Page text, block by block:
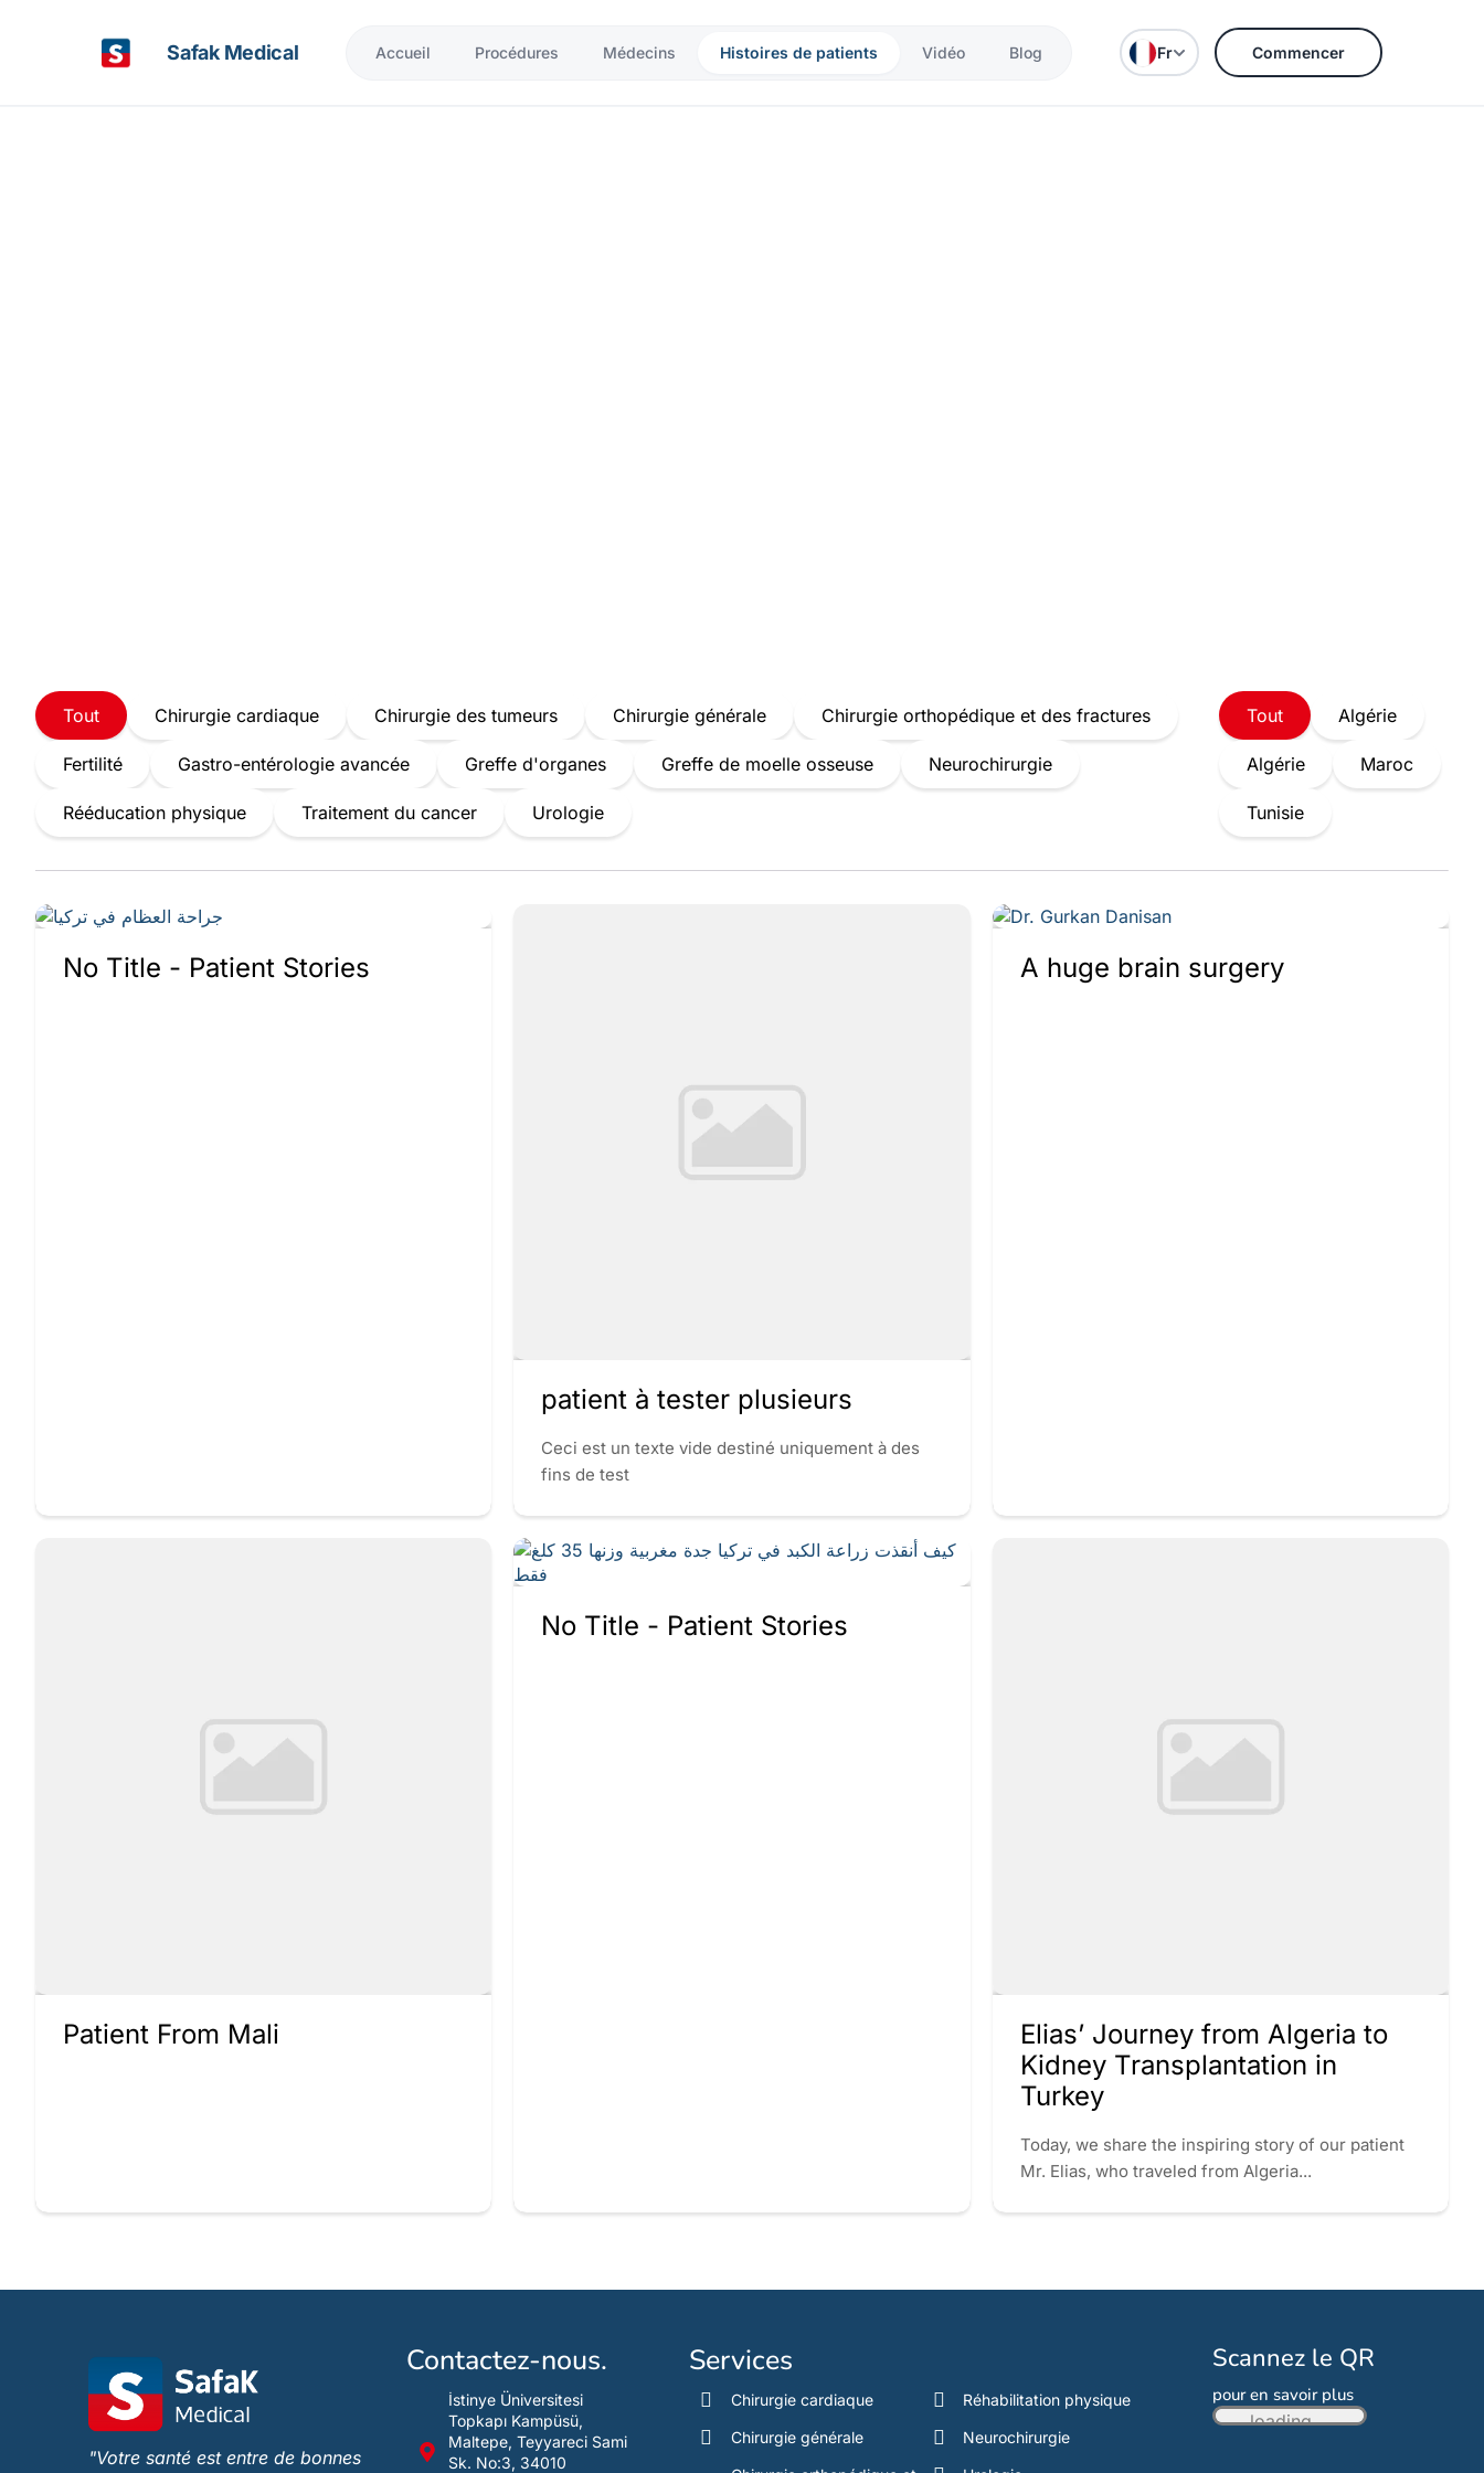
Safak Medical Accueil Procédures Médecins Histoires de patients Vidéo Blog Fr Commencer
Tout Chirurgie cardiaque Chirurgie des tumeurs Chirurgie générale Chirurgie orthopédique et des fractures
Fertilité Gastro-entérologie avancée Greffe d'organes Greffe de moelle osseuse Neurochirurgie
Rééducation physique Traitement du cancer Urologie
Tout Algérie
Algérie Maroc
Tunisie
No Title - Patient Stories
patient à tester plusieurs
Ceci est un texte vide destiné uniquement à des
fins de test
A huge brain surgery
Patient From Mali
No Title - Patient Stories
Elias’ Journey from Algeria to
Kidney Transplantation in
Turkey
Today, we share the inspiring story of our patient
Mr. Elias, who traveled from Algeria...
"Votre santé est entre de bonnes
Contactez-nous.
İstinye Üniversitesi
Topkapı Kampüsü,
Maltepe, Teyyareci Sami
Sk. No:3, 34010
Services
Chirurgie cardiaque
Chirurgie générale
Réhabilitation physique
Neurochirurgie
Scannez le QR
pour en savoir plus
loading...